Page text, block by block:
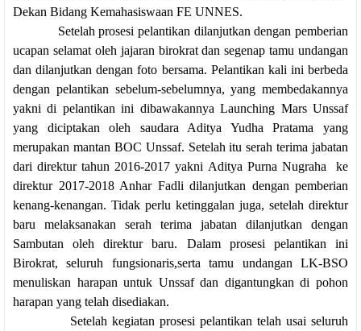
Dekan Bidang Kemahasiswaan FE UNNES.
Setelah prosesi pelantikan dilanjutkan dengan pemberian
ucapan selamat oleh jajaran birokrat dan segenap tamu undangan
dan dilanjutkan dengan foto bersama. Pelantikan kali ini berbeda
dengan pelantikan sebelum-sebelumnya, yang membedakannya
yakni di pelantikan ini dibawakannya Launching Mars Unssaf
yang diciptakan oleh saudara Aditya Yudha Pratama yang
merupakan mantan BOC Unssaf. Setelah itu serah terima jabatan
dari direktur tahun 2016-2017 yakni Aditya Purna Nugraha ke
direktur 2017-2018 Anhar Fadli dilanjutkan dengan pemberian
kenang-kenangan. Tidak perlu ketinggalan juga, setelah direktur
baru melaksanakan serah terima jabatan dilanjutkan dengan
Sambutan oleh direktur baru.
Dalam prosesi pelantikan ini
Birokrat, seluruh fungsionaris,serta tamu undangan LK-BSO
menuliskan harapan untuk Unssaf dan digantungkan di pohon
harapan yang telah disediakan.
Setelah kegiatan prosesi pelantikan telah usai seluruh